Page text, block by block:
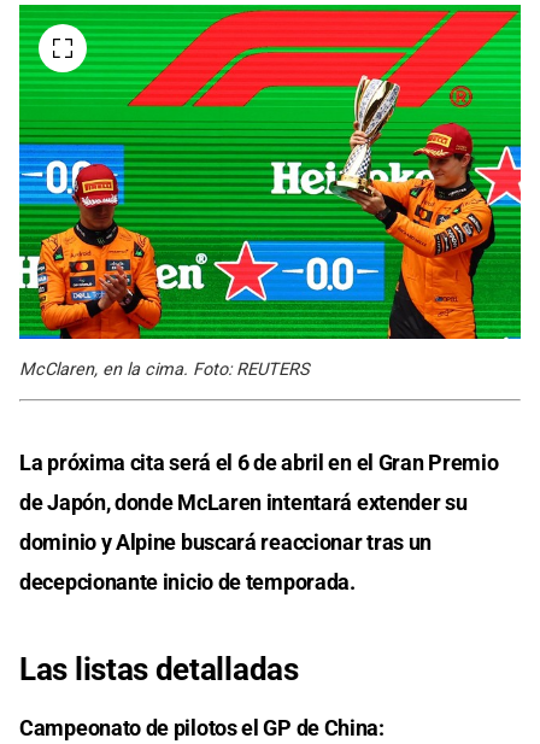
McClaren, en la cima. Foto: REUTERS
La próxima cita será el 6 de abril en el Gran Premio
de Japón, donde McLaren intentará extender su
dominio y Alpine buscará reaccionar tras un
decepcionante inicio de temporada.
Las listas detalladas
Campeonato de pilotos el GP de China: